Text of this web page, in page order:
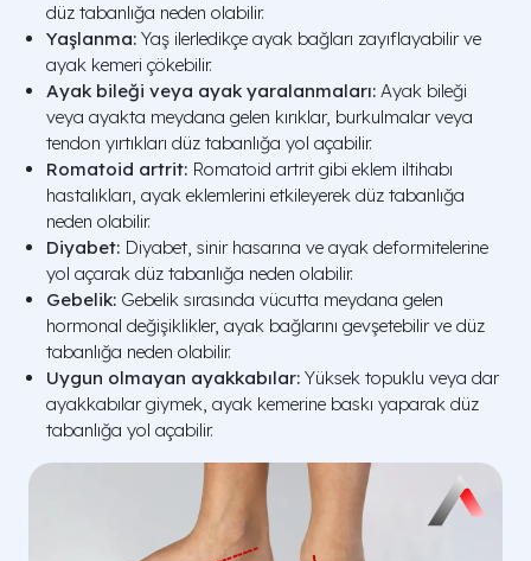
düz tabanlığa neden olabilir.
Yaşlanma: Yaş ilerledikçe ayak bağları zayıflayabilir ve
ayak kemeri çökebilir.
Ayak bileği veya ayak yaralanmaları: Ayak bileği
veya ayakta meydana gelen kırıklar, burkulmalar veya
tendon yırtıkları düz tabanlığa yol açabilir.
Romatoid artrit: Romatoid artrit gibi eklem iltihabı
hastalıkları, ayak eklemlerini etkileyerek düz tabanlığa
neden olabilir.
Diyabet: Diyabet, sinir hasarına ve ayak deformitelerine
yol açarak düz tabanlığa neden olabilir.
Gebelik: Gebelik sırasında vücutta meydana gelen
hormonal değişiklikler, ayak bağlarını gevşetebilir ve düz
tabanlığa neden olabilir.
Uygun olmayan ayakkabılar: Yüksek topuklu veya dar
ayakkabılar giymek, ayak kemerine baskı yaparak düz
tabanlığa yol açabilir.